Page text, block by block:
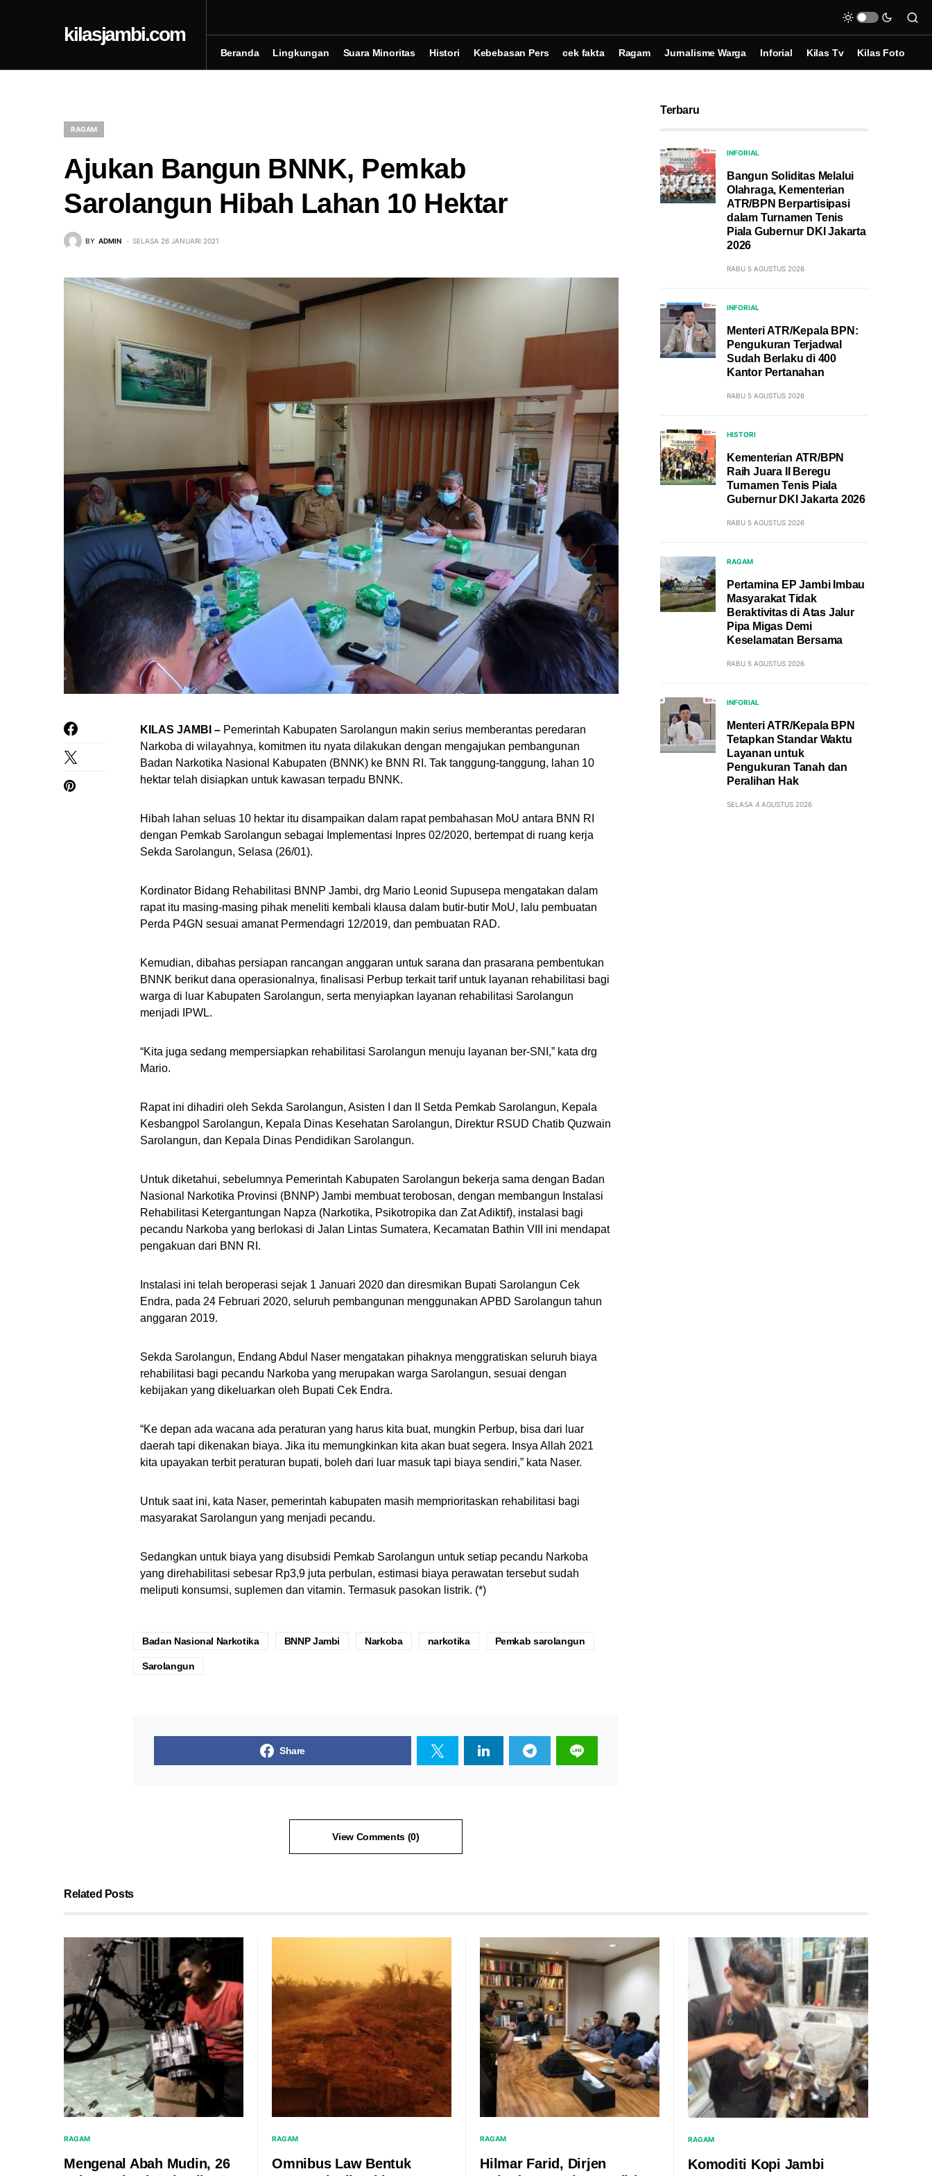
kilasjambi.com
Beranda Lingkungan Suara Minoritas Histori Kebebasan Pers cek fakta Ragam Jurnalisme Warga Inforial Kilas Tv Kilas Foto
RAGAM
Ajukan Bangun BNNK, Pemkab
Sarolangun Hibah Lahan 10 Hektar
BY ADMIN SELASA 26 JANUARI 2021
KILAS JAMBI – Pemerintah Kabupaten Sarolangun makin serius memberantas peredaran
Narkoba di wilayahnya, komitmen itu nyata dilakukan dengan mengajukan pembangunan
Badan Narkotika Nasional Kabupaten (BNNK) ke BNN RI. Tak tanggung-tanggung, lahan 10
hektar telah disiapkan untuk kawasan terpadu BNNK.
Hibah lahan seluas 10 hektar itu disampaikan dalam rapat pembahasan MoU antara BNN RI
dengan Pemkab Sarolangun sebagai Implementasi Inpres 02/2020, bertempat di ruang kerja
Sekda Sarolangun, Selasa (26/01).
Kordinator Bidang Rehabilitasi BNNP Jambi, drg Mario Leonid Supusepa mengatakan dalam
rapat itu masing-masing pihak meneliti kembali klausa dalam butir-butir MoU, lalu pembuatan
Perda P4GN sesuai amanat Permendagri 12/2019, dan pembuatan RAD.
Kemudian, dibahas persiapan rancangan anggaran untuk sarana dan prasarana pembentukan
BNNK berikut dana operasionalnya, finalisasi Perbup terkait tarif untuk layanan rehabilitasi bagi
warga di luar Kabupaten Sarolangun, serta menyiapkan layanan rehabilitasi Sarolangun
menjadi IPWL.
“Kita juga sedang mempersiapkan rehabilitasi Sarolangun menuju layanan ber-SNI,” kata drg
Mario.
Rapat ini dihadiri oleh Sekda Sarolangun, Asisten I dan II Setda Pemkab Sarolangun, Kepala
Kesbangpol Sarolangun, Kepala Dinas Kesehatan Sarolangun, Direktur RSUD Chatib Quzwain
Sarolangun, dan Kepala Dinas Pendidikan Sarolangun.
Untuk diketahui, sebelumnya Pemerintah Kabupaten Sarolangun bekerja sama dengan Badan
Nasional Narkotika Provinsi (BNNP) Jambi membuat terobosan, dengan membangun Instalasi
Rehabilitasi Ketergantungan Napza (Narkotika, Psikotropika dan Zat Adiktif), instalasi bagi
pecandu Narkoba yang berlokasi di Jalan Lintas Sumatera, Kecamatan Bathin VIII ini mendapat
pengakuan dari BNN RI.
Instalasi ini telah beroperasi sejak 1 Januari 2020 dan diresmikan Bupati Sarolangun Cek
Endra, pada 24 Februari 2020, seluruh pembangunan menggunakan APBD Sarolangun tahun
anggaran 2019.
Sekda Sarolangun, Endang Abdul Naser mengatakan pihaknya menggratiskan seluruh biaya
rehabilitasi bagi pecandu Narkoba yang merupakan warga Sarolangun, sesuai dengan
kebijakan yang dikeluarkan oleh Bupati Cek Endra.
“Ke depan ada wacana ada peraturan yang harus kita buat, mungkin Perbup, bisa dari luar
daerah tapi dikenakan biaya. Jika itu memungkinkan kita akan buat segera. Insya Allah 2021
kita upayakan terbit peraturan bupati, boleh dari luar masuk tapi biaya sendiri,” kata Naser.
Untuk saat ini, kata Naser, pemerintah kabupaten masih memprioritaskan rehabilitasi bagi
masyarakat Sarolangun yang menjadi pecandu.
Sedangkan untuk biaya yang disubsidi Pemkab Sarolangun untuk setiap pecandu Narkoba
yang direhabilitasi sebesar Rp3,9 juta perbulan, estimasi biaya perawatan tersebut sudah
meliputi konsumsi, suplemen dan vitamin. Termasuk pasokan listrik. (*)
Badan Nasional Narkotika BNNP Jambi Narkoba narkotika Pemkab sarolangun
Sarolangun
Share
View Comments (0)
Terbaru
INFORIAL
Bangun Soliditas Melalui
Olahraga, Kementerian
ATR/BPN Berpartisipasi
dalam Turnamen Tenis
Piala Gubernur DKI Jakarta
2026
RABU 5 AGUSTUS 2026
INFORIAL
Menteri ATR/Kepala BPN:
Pengukuran Terjadwal
Sudah Berlaku di 400
Kantor Pertanahan
RABU 5 AGUSTUS 2026
HISTORI
Kementerian ATR/BPN
Raih Juara II Beregu
Turnamen Tenis Piala
Gubernur DKI Jakarta 2026
RABU 5 AGUSTUS 2026
RAGAM
Pertamina EP Jambi Imbau
Masyarakat Tidak
Beraktivitas di Atas Jalur
Pipa Migas Demi
Keselamatan Bersama
RABU 5 AGUSTUS 2026
INFORIAL
Menteri ATR/Kepala BPN
Tetapkan Standar Waktu
Layanan untuk
Pengukuran Tanah dan
Peralihan Hak
SELASA 4 AGUSTUS 2026
Related Posts
RAGAM
Mengenal Abah Mudin, 26
RAGAM
Omnibus Law Bentuk
RAGAM
Hilmar Farid, Dirjen
RAGAM
Komoditi Kopi Jambi